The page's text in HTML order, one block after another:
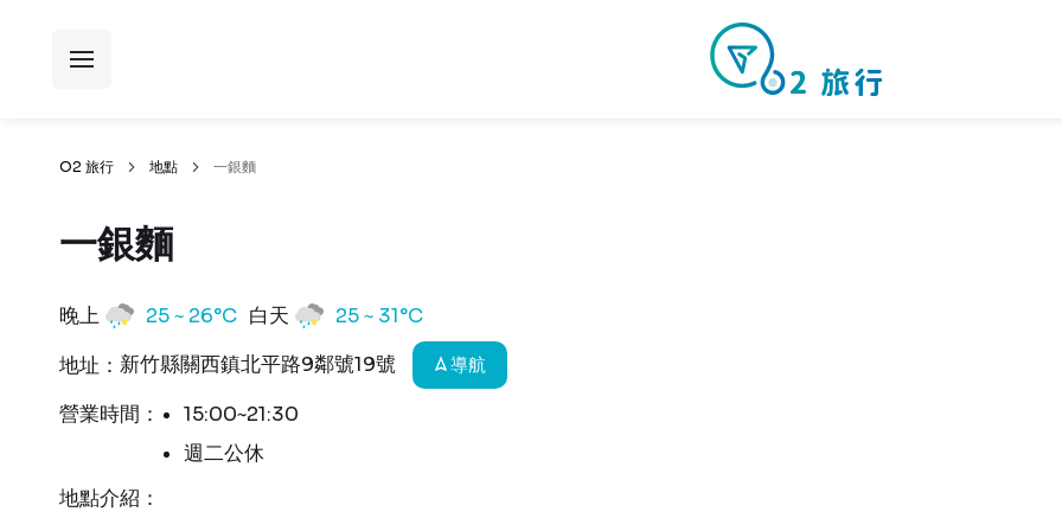
O2 旅行 地點 一銀麵
一銀麵
晚上 25 ~ 26°C 白天
25 ~ 31°C
地址： 新竹縣關西鎮北平路9鄰號19號 導航
營業時間：
15:00~21:30
週二公休
地點介紹：